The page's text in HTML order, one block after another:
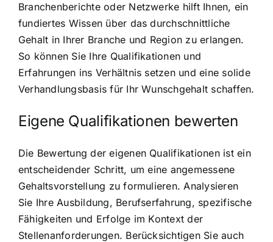
Branchenberichte oder Netzwerke hilft Ihnen, ein
fundiertes Wissen über das durchschnittliche
Gehalt in Ihrer Branche und Region zu erlangen.
So können Sie Ihre Qualifikationen und
Erfahrungen ins Verhältnis setzen und eine solide
Verhandlungsbasis für Ihr Wunschgehalt schaffen.
Eigene Qualifikationen bewerten
Die Bewertung der eigenen Qualifikationen ist ein
entscheidender Schritt, um eine angemessene
Gehaltsvorstellung zu formulieren. Analysieren
Sie Ihre Ausbildung, Berufserfahrung, spezifische
Fähigkeiten und Erfolge im Kontext der
Stellenanforderungen. Berücksichtigen Sie auch